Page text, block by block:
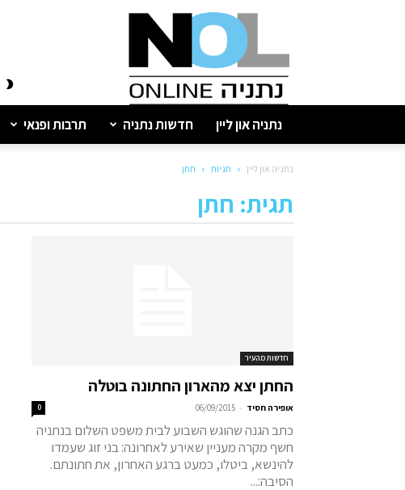
נתניה
נתניה און ליין חדשות נתניה תרבות ופנאי
נתניה און ליין תגיות חתן
תגית: חתן
חדשות מהעיר
החתן יצא מהארון החתונה בוטלה
אופירה חסיד -
06/09/2015
0
כתב הגנה שהוגש השבוע לבית משפט השלום בנתניה
חשף מקרה מעניין שאירע לאחרונה: בני זוג שעמדו
להינשא, ביטלו, כמעט ברגע האחרון, את חתונתם.
הסיבה:...